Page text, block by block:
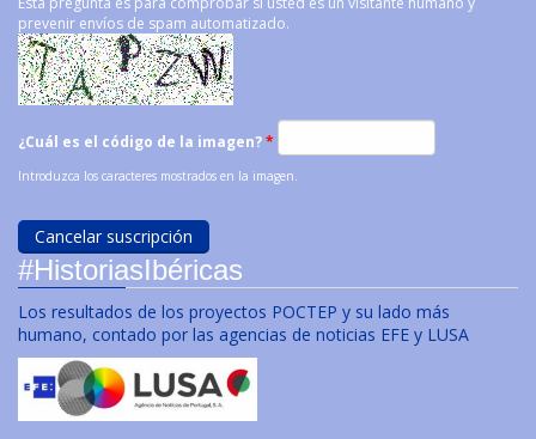
prevenir envíos de spam automatizado.
¿Cuál es el código de la imagen?*
Introduzca los caracteres mostrados en la imagen.
#HistoriasIbéricas
Los resultados de los proyectos POCTEP y su lado más
humano, contado por las agencias de noticias EFE y LUSA